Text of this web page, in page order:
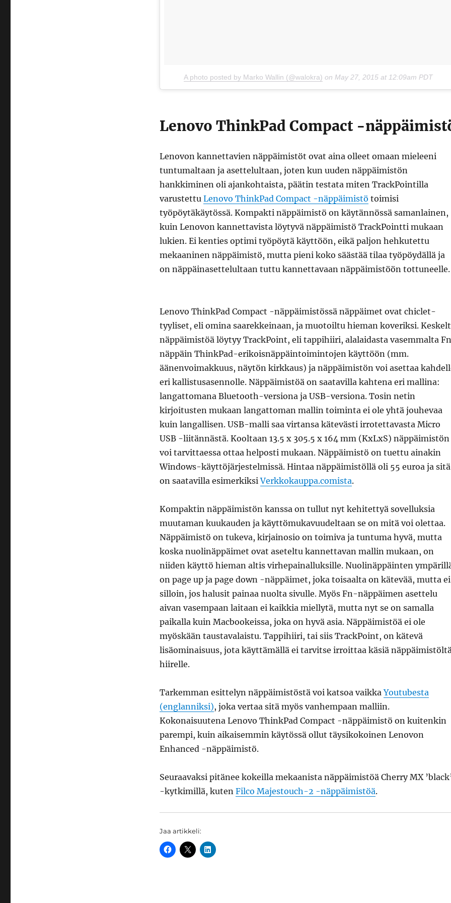
A photo posted by Marko Wallin (@walokra) on May 27, 2015 at 12:09am PDT
Lenovo ThinkPad Compact -
Lenovon kannettavien näppäimistöt ovat aina olleet omaan mieleeni
tuntumaltaan ja asettelultaan, joten kun uuden näppäimistön
hankkiminen oli ajankohtaista, päätin testata miten TrackPointilla
varustettu Lenovo ThinkPad Compact -näppäimistö toimisi
työpöytäkäytössä. Kompakti näppäimistö on käytännössä samanlainen,
kuin Lenovon kannettavista löytyvä näppäimistö TrackPointti mukaan
lukien. Ei kenties optimi työpöytä käyttöön, eikä paljon hehkutettu
mekaaninen näppäimistö, mutta pieni koko säästää tilaa työpöydällä ja
on näppäinasettelultaan tuttu kannettavaan näppäimistöön tottuneelle.
Lenovo ThinkPad Compact -näppäimistössä näppäimet ovat chiclet-
tyyliset, eli omina saarekkeinaan, ja muotoiltu hieman koveriksi.
näppäimistöä löytyy TrackPoint, eli tappihiiri, alalaidasta vasemmalta
näppäin ThinkPad-erikoisnäppäintoimintojen käyttöön (mm.
äänenvoimakkuus, näytön kirkkaus) ja näppäimistön voi asettaa
eri kallistusasennolle. Näppäimistöä on saatavilla kahtena eri mallina:
langattomana Bluetooth-versiona ja USB-versiona. Tosin netin
kirjoitusten mukaan langattoman mallin toiminta ei ole yhtä jouhevaa
kuin langallisen. USB-malli saa virtansa kätevästi irrotettavasta Micro
USB -liitännästä. Kooltaan 13.5 x 305.5 x 164 mm (KxLxS) näppäimistön
voi tarvittaessa ottaa helposti mukaan. Näppäimistö on tuettu ainakin
Windows-käyttöjärjestelmissä. Hintaa näppäimistöllä oli 55 euroa ja sitä
on saatavilla esimerkiksiVerkkokauppa.comista.
Kompaktin näppäimistön kanssa on tullut nyt kehitettyä sovelluksia
muutaman kuukauden ja käyttömukavuudeltaan se on mitä voi olettaa.
Näppäimistö on tukeva, kirjainosio on toimiva ja tuntuma hyvä, mutta
koska nuolinäppäimet ovat aseteltu kannettavan mallin mukaan, on
niiden käyttö hieman altis virhepainalluksille. Nuolinäppäinten
on page up ja page down -näppäimet, joka toisaalta on kätevää, mutta ei
silloin, jos halusit painaa nuolta sivulle. Myös Fn-näppäimen asettelu
aivan vasempaan laitaan ei kaikkia miellytä, mutta nyt se on samalla
paikalla kuin Macbookeissa, joka on hyvä asia. Näppäimistöä ei ole
myöskään taustavalaistu. Tappihiiri, tai siis TrackPoint, on kätevä
lisäominaisuus, jota käyttämällä ei tarvitse irroittaa käsiä
hiirelle.
Tarkemman esittelyn näppäimistöstä voi katsoa vaikkaYoutubesta
(englanniksi), joka vertaa sitä myös vanhempaan malliin.
Kokonaisuutena Lenovo ThinkPad Compact -näppäimistö on kuitenkin
parempi, kuin aikaisemmin käytössä ollut täysikokoinen Lenovon
Enhanced -näppäimistö.
Seuraavaksi pitänee kokeilla mekaanista näppäimistöä Cherry MX
-kytkimillä, kuten Filco Majestouch-2 -näppäimistöä.
Jaa artikkeli: